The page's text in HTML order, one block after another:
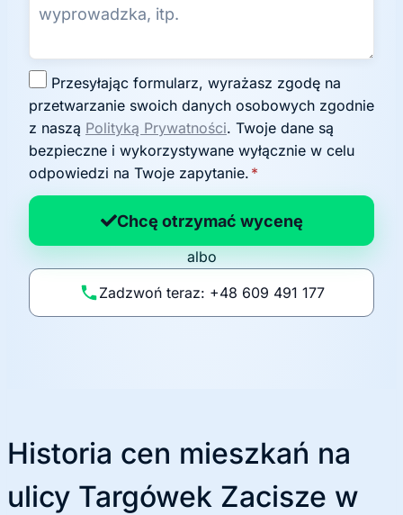
g
o
d
a
n
p
li
t
przetwarzanie swoich danych osobowych zgodnie
z naszą Polityką Prywatności. Twoje dane są
bezpieczne i wykorzystywane wyłącznie w celu
odpowiedzi na Twoje zapytanie. *
Chcę otrzymać wycenę
albo
Zadzwoń teraz: +48 609 491 177
Historia cen mieszkań na
ulicy Targówek Zacisze w